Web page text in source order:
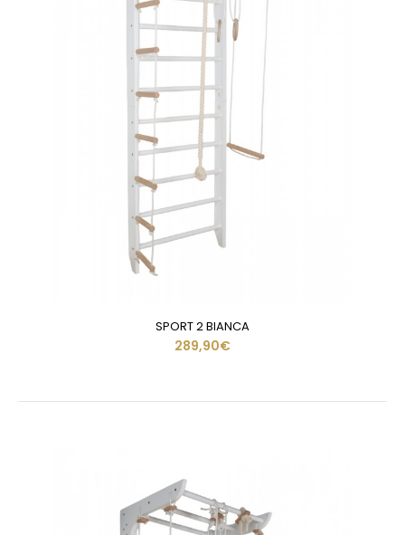
SPORT 2 BIANCA
289,90€